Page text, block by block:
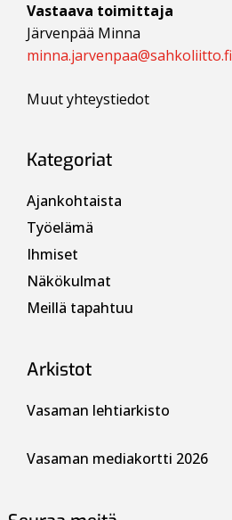
Vastaava toimittaja
Järvenpää Minna
minna.jarvenpaa@sahkoliitto.fi
Muut yhteystiedot
Kategoriat
Ajankohtaista
Työelämä
Ihmiset
Näkökulmat
Meillä tapahtuu
Arkistot
Vasaman lehtiarkisto
Vasaman mediakortti 2026